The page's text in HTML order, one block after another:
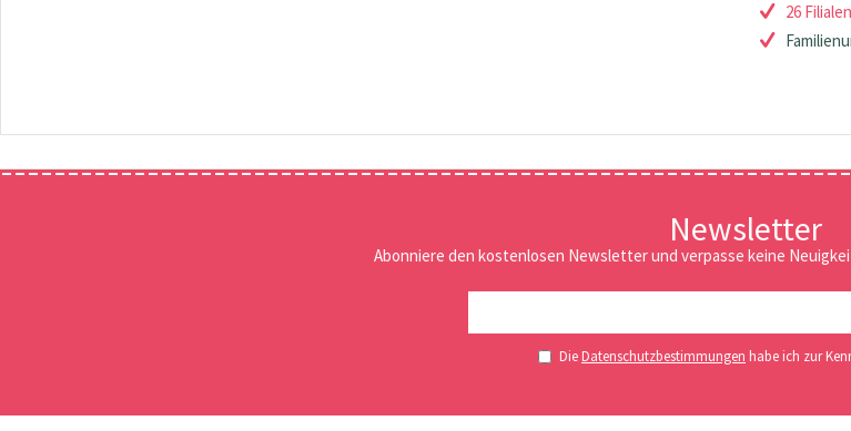
26
Newsletter
Abonniere den kostenlosen Newsletter und verpasse keine
DieDatenschutzbestimmungen habe ich zur